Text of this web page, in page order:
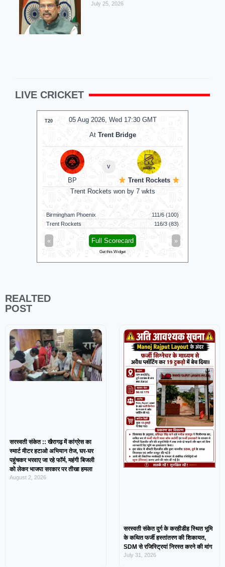
July 25, 2026
LIVE CRICKET
05 Aug 2026, Wed 17:30 GMT
T20
At Trent Bridge
BP
v
Trent Rockets
Trent Rockets won by 7 wkts
Birmingham Phoenix
111/6 (100)
Trent Rockets
116/3 (83)
« »
Full Scorecard
Get this Widget
REALTED
POST
सरस्वती संकेत :: खैरागढ़ में कांग्रेस का
स्मार्ट मीटर हटाओ अभियान तेज, घर-घर
पहुंचकर भरवाए जा रहे फॉर्म, महंगी बिजली
को लेकर भाजपा सरकार पर तीखा हमला
August 2, 2026
सरस्वती संकेत दुर्ग के करहीडीह स्थित भूमि
के कथित फर्जी हस्तांतरण की शिकायत,
SDM से रजिस्ट्रियां निरस्त करने की मांग
July 31, 2026